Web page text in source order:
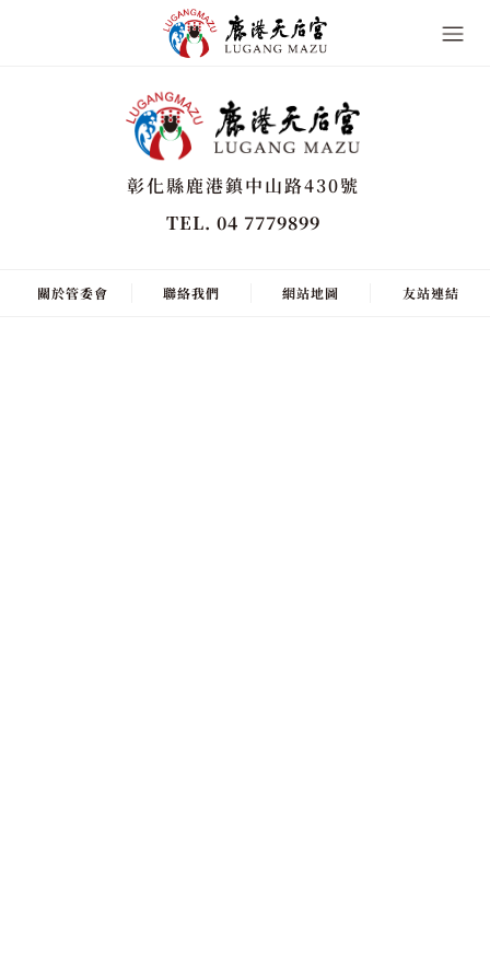
彰化縣鹿港鎮中山路430號
TEL. 04 7779899
關於管委會 聯絡我們 網站地圖 友站連結